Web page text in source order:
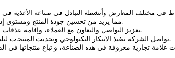
2021: اجتازت الشركة شهادة نظام إدارة الجودة ISO9001، مما يزيد من تحسين جودة المنتج ومستوى إدارة الإنتاج.
2022: تعزيز التواصل والتعاون مع العملاء، وإقامة علاقات تعاونية طويلة الأجل ومستقرة، وفتح الأسواق المحلية والخارجية.
2023: تواصل الشركة تنفيذ الابتكار التكنولوجي وتحديث المنتجات لتلبية الاحتياجات المتزايدة للعملاء وتحقيق زيادة كبيرة في المبيعات.